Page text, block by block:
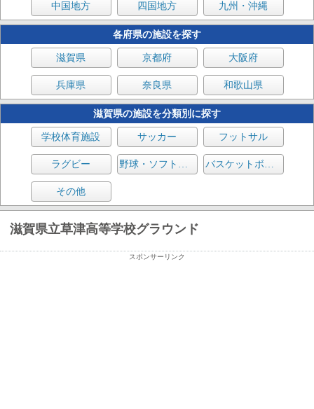
中国地方 四国地方 九州・沖縄
各府県の施設を探す
滋賀県 京都府 大阪府
兵庫県 奈良県 和歌山県
滋賀県の施設を分類別に探す
学校体育施設 サッカー フットサル
ラグビー 野球・ソフトボール バスケットボール
その他
滋賀県立草津高等学校グラウンド
スポンサーリンク